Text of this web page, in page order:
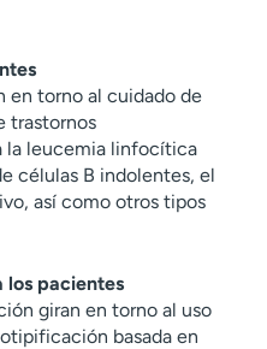
en torno al cuidado de
trastornos
la leucemia linfocítica
células B indolentes, el
así como otros tipos
los pacientes
giran en torno al uso
basada en